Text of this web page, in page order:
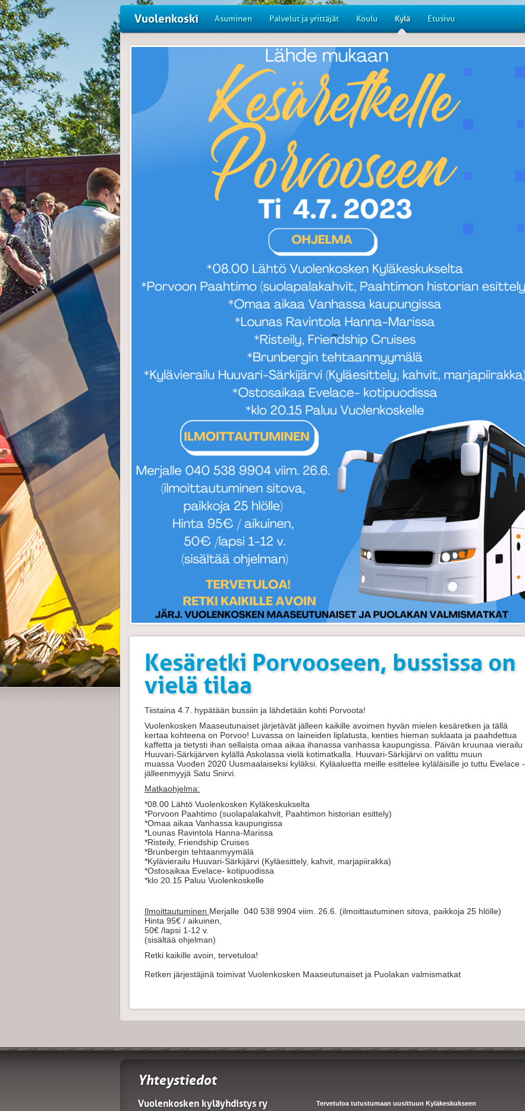
Vuolenkoski Asuminen Palvelut ja yrittäjät Koulu Kylä Etusivu
Kesäretki Porvooseen, bussissa on
vielä tilaa
Tiistaina 4.7. hypätään bussiin ja lähdetään kohti Porvoota!
Vuolenkosken Maaseutunaiset järjetävät jälleen kaikille avoimen hyvän mielen kesäretken ja tällä
kertaa kohteena on Porvoo! Luvassa on laineiden liplatusta, kenties hieman suklaata ja paahdettua
kaffetta ja tietysti ihan sellaista omaa aikaa ihanassa vanhassa kaupungissa. Päivän kruunaa vierailu
Huuvari-Särkijärven kylällä Askolassa vielä kotimatkalla. Huuvari-Särkijärvi on valittu muun
muassa Vuoden 2020 Uusmaalaiseksi kyläksi. Kyläaluetta meille esittelee kyläläisille jo tuttu Evelace -
jälleenmyyjä Satu Snirvi.
Matkaohjelma:
*08.00 Lähtö Vuolenkosken Kyläkeskukselta
*Porvoon Paahtimo (suolapalakahvit, Paahtimon historian esittely)
*Omaa aikaa Vanhassa kaupungissa
*Lounas Ravintola Hanna-Marissa
*Risteily, Friendship Cruises
*Brunbergin tehtaanmyymälä
*Kylävierailu Huuvari-Särkijärvi (Kyläesittely, kahvit, marjapiirakka)
*Ostosaikaa Evelace- kotipuodissa
*klo 20.15 Paluu Vuolenkoskelle
Ilmoittautuminen Merjalle 040 538 9904 viim. 26.6. (ilmoittautuminen sitova, paikkoja 25 hlölle)
Hinta 95€ / aikuinen,
50€ /lapsi 1-12 v.
(sisältää ohjelman)
Retki kaikille avoin, tervetuloa!
Retken järjestäjinä toimivat Vuolenkosken Maaseutunaiset ja Puolakan valmismatkat
Yhteystiedot
Vuolenkosken kyläyhdistys ry
Tervetuloa tutustumaan uusittuun Kyläkeskukseen